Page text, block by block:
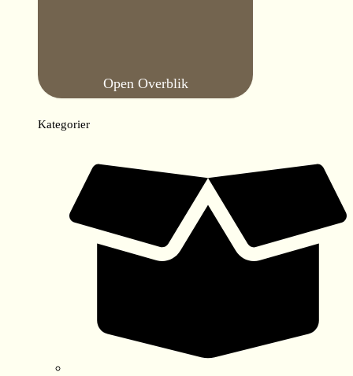
Open Overblik
Kategorier